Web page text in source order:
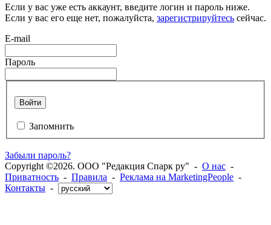
Если у вас уже есть аккаунт, введите логин и пароль ниже.
Если у вас его еще нет, пожалуйста, зарегистрируйтесь сейчас.
E-mail
Пароль
Войти
Запомнить
Забыли пароль?
Copyright ©2026. ООО "Редакция Спарк ру" - О нас -
Приватность - Правила - Реклама на MarketingPeople -
Контакты -